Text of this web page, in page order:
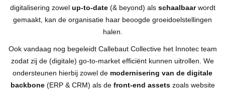
digitalisering zowel up-to-date(& beyond) als schaalbaarwordt
gemaakt, kan de organisatie haar beoogde groeidoelstellingen
halen.
Ook vandaag nog begeleidt Callebaut Collective het Innotec team
zodat zij de (digitale) go-to-market efficiënt kunnen uitrollen. We
ondersteunen hierbij zowel de modernisering van de digitale
backbone(ERP & CRM) als de front-end assetszoals website